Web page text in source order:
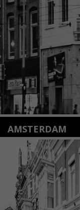
Lees meer
AMSTERDAM
Amstelveenseweg
1075 VX Amsterdam
+31 (0)20 2332546
Lees meer